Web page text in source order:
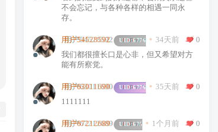
不会忘记，与各种各样的相遇一同永
存。
用户54528592 UID:67766 34天前
0
我们都很擅长口是心非，但又希望对方
能有所察觉。
用户63011690 UID:67765 35天前
0
1111111
用户67212689 UID:67594 1个月前
0